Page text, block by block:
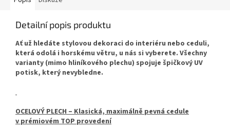
Detailní popis produktu
Ať už hledáte stylovou dekoraci do interiéru nebo ceduli,
která odolá i horskému větru, u nás si vyberete. Všechny
varianty (mimo hliníkového plechu) spojuje špičkový UV
potisk, který nevybledne.
OCELOVÝ PLECH – Klasická, maximálně pevná cedule
v prémiovém TOP provedení